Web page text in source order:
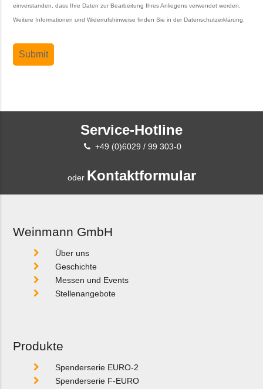
einverstanden, dass Ihre Daten zur Bearbeitung Ihres Anliegens verwendet werden.
Weitere Informationen und Widerrufshinweise finden Sie in derDatenschutzerklärung
Service-Hotline
+49 (0)6029 / 99 303-0
oder Kontaktformular
Weinmann GmbH
Über uns
Geschichte
Messen und Events
Stellenangebote
Produkte
Spenderserie EURO-2
Spenderserie F-EURO